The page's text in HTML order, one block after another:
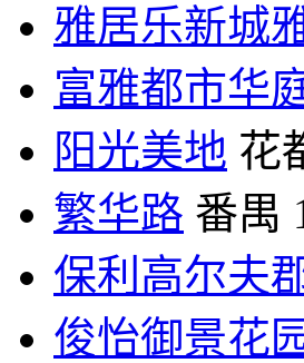
雅居乐新城
富雅都市华
阳光美地 花
繁华路 番禺
保利高尔夫
俊怡御景花